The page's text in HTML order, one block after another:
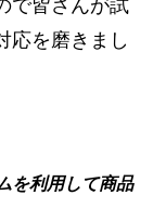
で皆さんが試
応を磨きまし
を利用して商品